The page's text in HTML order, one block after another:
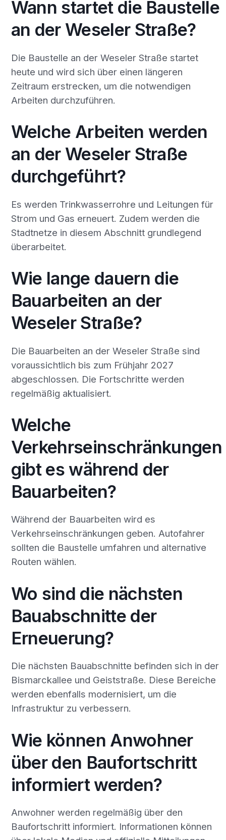
Wann startet die Baustelle
an der Weseler Straße?
Die Baustelle an der Weseler Straße startet
heute und wird sich über einen längeren
Zeitraum erstrecken, um die notwendigen
Arbeiten durchzuführen.
Welche Arbeiten werden
an der Weseler Straße
durchgeführt?
Es werden Trinkwasserrohre und Leitungen für
Strom und Gas erneuert. Zudem werden die
Stadtnetze in diesem Abschnitt grundlegend
überarbeitet.
Wie lange dauern die
Bauarbeiten an der
Weseler Straße?
Die Bauarbeiten an der Weseler Straße sind
voraussichtlich bis zum Frühjahr 2027
abgeschlossen. Die Fortschritte werden
regelmäßig aktualisiert.
Welche
Verkehrseinschränkungen
gibt es während der
Bauarbeiten?
Während der Bauarbeiten wird es
Verkehrseinschränkungen geben. Autofahrer
sollten die Baustelle umfahren und alternative
Routen wählen.
Wo sind die nächsten
Bauabschnitte der
Erneuerung?
Die nächsten Bauabschnitte befinden sich in der
Bismarckallee und Geiststraße. Diese Bereiche
werden ebenfalls modernisiert, um die
Infrastruktur zu verbessern.
Wie können Anwohner
über den Baufortschritt
informiert werden?
Anwohner werden regelmäßig über den
Baufortschritt informiert. Informationen können